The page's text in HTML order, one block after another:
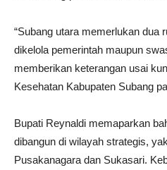
“Subang utara memerlukan dua
dikelola pemerintah maupun
memberikan keterangan usai
Kesehatan Kabupaten Subang
Bupati Reynaldi memaparkan
dibangun di wilayah strategis,
Pusakanagara dan Sukasari.